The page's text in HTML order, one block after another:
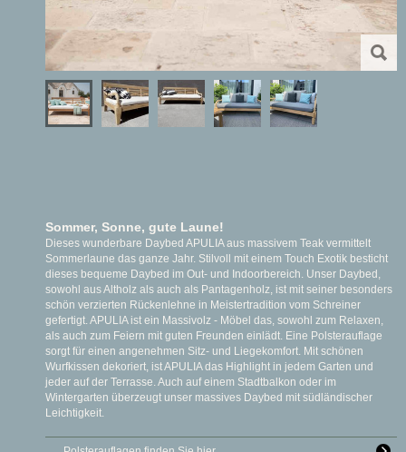
Sommer, Sonne, gute Laune!
Dieses wunderbare Daybed APULIA aus massivem Teak vermittelt
Sommerlaune das ganze Jahr. Stilvoll mit einem Touch Exotik besticht
dieses bequeme Daybed im Out- und Indoorbereich. Unser Daybed,
sowohl aus Altholz als auch als Pantagenholz, ist mit seiner besonders
schön verzierten Rückenlehne in Meistertradition vom Schreiner
gefertigt. APULIA ist ein Massivolz - Möbel das, sowohl zum Relaxen,
als auch zum Feiern mit guten Freunden einlädt. Eine Polsterauflage
sorgt für einen angenehmen Sitz- und Liegekomfort. Mit schönen
Wurfkissen dekoriert, ist APULIA das Highlight in jedem Garten und
jeder auf der Terrasse. Auch auf einem Stadtbalkon oder im
Wintergarten überzeugt unser massives Daybed mit südländischer
Leichtigkeit.